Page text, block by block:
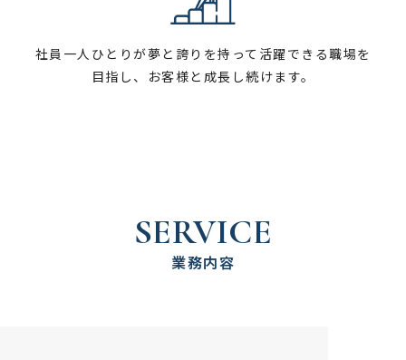
社員一人ひとりが夢と誇りを持って活躍できる職場を
目指し、お客様と成長し続けます。
SERVICE
業務内容